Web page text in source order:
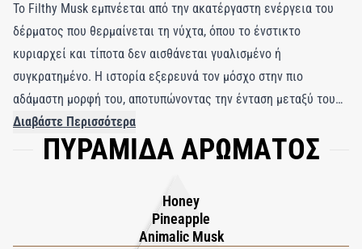
Το Filthy Musk εμπνέεται από την ακατέργαστη ενέργεια του
δέρματος που θερμαίνεται τη νύχτα, όπου το ένστικτο
κυριαρχεί και τίποτα δεν αισθάνεται γυαλισμένο ή
συγκρατημένο. Η ιστορία εξερευνά τον μόσχο στην πιο
αδάμαστη μορφή του, αποτυπώνοντας την ένταση μεταξύ του
γλυκού πειρασμού και του ζωικού βάθους. Ανοίγει με μια
πειρακτική έκρηξη από ζουμερό ανανά και χρυσό μέλι, μια
παιχνιδιάρικο αλλά φορτισμένο, σαν ένα χαμόγελο που κρύβει
μια πρόκληση κάτω από την επιφάνειά του. Καθώς το άρωμα
Διαβάστε Περισσότερα
ΠΥΡΑΜΙΔΑ ΑΡΩΜΑΤΟΣ
Honey
Pineapple
Animalic Musk